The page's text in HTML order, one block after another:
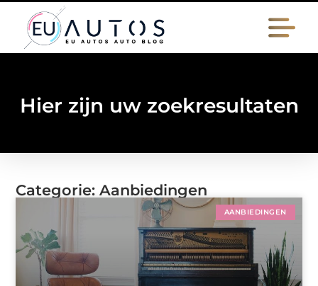
Hier zijn uw zoekresultaten
Categorie: Aanbiedingen
AANBIEDINGEN